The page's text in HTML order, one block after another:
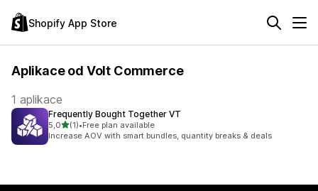
Shopify App Store
Aplikace od Volt Commerce
1 aplikace
Frequently Bought Together VT
5,0z 5 hvězd
(1)
Celkový počet recenzí: 1
•Free plan available
Increase AOV with smart bundles, quantity breaks & deals